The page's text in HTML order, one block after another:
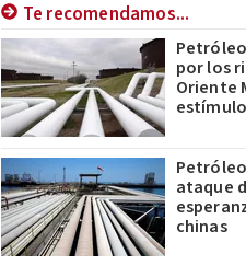
Te recomendamos...
por los
Oriente
ataque
chinas